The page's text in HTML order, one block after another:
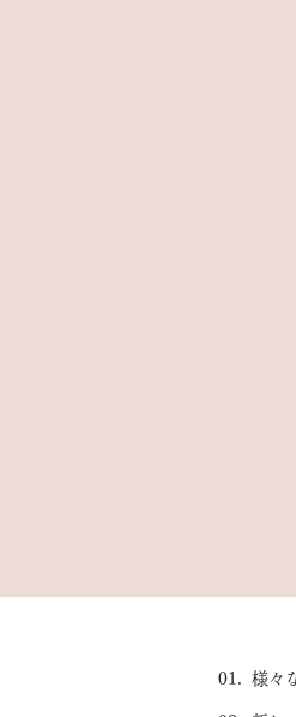
01. 様々